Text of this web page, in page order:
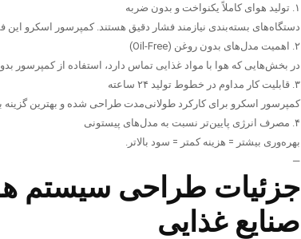
۱. تولید هوای کاملاً یکنواخت و بدون ضربه
دستگاه‌های بسته‌بندی نیازمند فشار دقیق هستند. کمپرسور اسکرو این
۲. اهمیت مدل‌های بدون روغن (Oil-Free)
در بخش‌هایی که هوا با مواد غذایی تماس دارد، استفاده از کمپرسور
۳. قابلیت کار مداوم در خطوط تولید ۲۴ ساعته
کمپرسور اسکرو برای کارکرد طولانی‌مدت طراحی شده و بهترین گزینه
۴. مصرف انرژی پایین‌تر نسبت به مدل‌های پیستونی
بهره‌وری بیشتر = هزینه کمتر = سود بالاتر.
—
جزئیات طراحی سیستم
صنایع غذایی